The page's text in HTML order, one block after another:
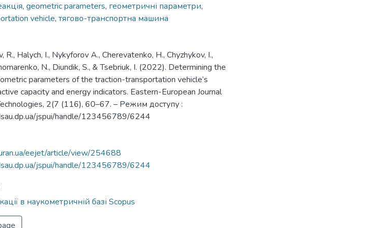
, geometric parameters, геометричні параметри,
vehicle, тягово-транспортна машина
R., Halych, I., Nykyforov А., Cherevatenko, H., Chyzhykov, I.,
N., Diundik, S., & Tsebriuk, I. (2022). Determining the
parameters of the traction-transportation vehicle’s
capacity and energy indicators. Eastern-European Journal
2(7 (116), 60–67. – Режим доступу :
jspui/handle/123456789/6244
eejet/article/view/254688
jspui/handle/123456789/6244
в наукометричній базі Scopus